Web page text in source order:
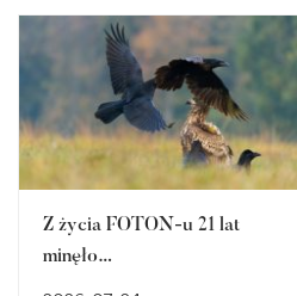
Z życia FOTON-u 21 lat
minęło…